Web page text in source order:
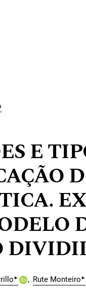
E
▸ Rute Monteiro ▸